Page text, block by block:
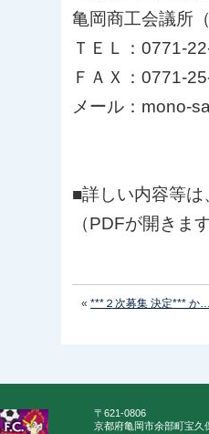
亀岡商工会議所
ＴＥＬ：0771-
ＦＡＸ：0771-
メール：mono-
■詳しい内容等は
（PDFが開きま
« ***２次募集 決定*** か
〒621-0806
京都府亀岡市余部町宝久